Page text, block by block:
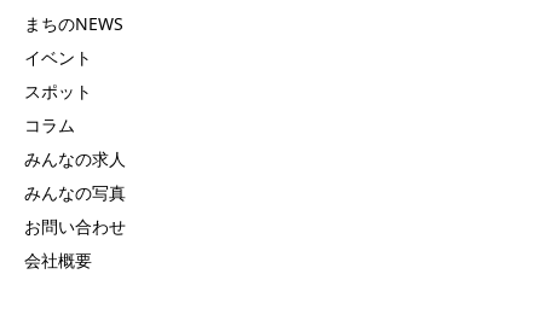
まちのNEWS
イベント
スポット
コラム
みんなの求人
みんなの写真
お問い合わせ
会社概要